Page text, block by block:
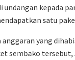
undangan kepada
satu
anggaran yang
sembako tersebut,